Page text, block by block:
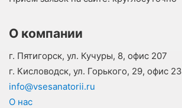
О компании
г. Пятигорск, ул. Кучуры, 8, офис 207
г. Кисловодск, ул. Горького, 29, офис 23
info@vsesanatorii.ru
О нас